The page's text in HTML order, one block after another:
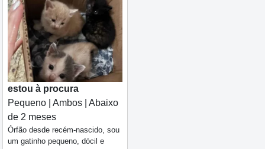
estou à procura
Pequeno | Ambos | Abaixo
de 2 meses
Órfão desde recém-nascido, sou
um gatinho pequeno, dócil e